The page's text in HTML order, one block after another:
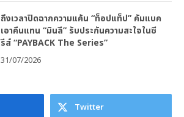
ถึงเวลาปิดฉากความแค้น “ท็อปแท็ป” คัมแบค
เอาคืนแทน “มินลี” รับประกันความสะใจในซี
รีส์ “PAYBACK The Series”
31/07/2026
Twitter